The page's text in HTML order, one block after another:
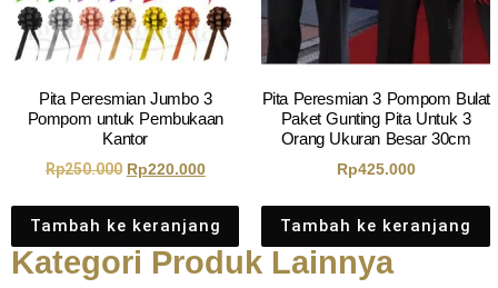
Pita Peresmian Jumbo 3
Pompom untuk Pembukaan
Kantor
Rp250.000 Rp220.000
Tambah ke keranjang
Pita Peresmian 3 Pompom Bulat
Paket Gunting Pita Untuk 3
Orang Ukuran Besar 30cm
Rp425.000
Tambah ke keranjang
Kategori Produk Lainnya